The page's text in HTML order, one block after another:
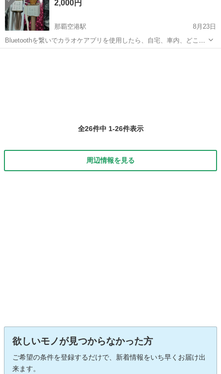
2,000円
那覇空港駅
8月23日
Bluetoothを繋いでカラオケアプリを使用したら、自宅、車内、どこで
もカラオケが楽しめます。 パーティーや、長距離の車内などいかがで
全26件中 1-26件表示
周辺情報を見る
欲しいモノが見つからなかった方
ご希望の条件を登録するだけで、新着情報をいち早くお届け出
来ます。